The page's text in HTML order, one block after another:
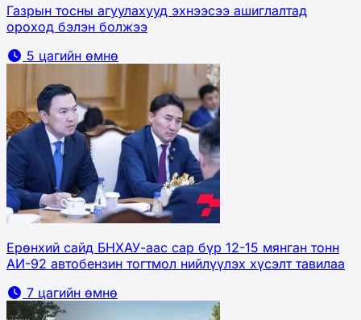
Газрын тосны агуулахууд эхнээсээ ашиглалтад
ороход бэлэн болжээ
5 цагийн өмнө
Ерөнхий сайд БНХАУ-аас сар бүр 12-15 мянган тонн
АИ-92 автобензин тогтмол нийлүүлэх хүсэлт тавилаа
7 цагийн өмнө